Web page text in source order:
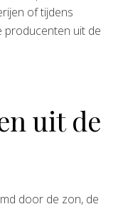
of tijdens
producenten uit de
uit de
door de zon, de